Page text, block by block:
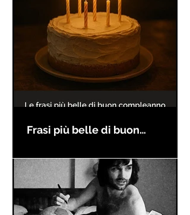
Frasi più belle di buon